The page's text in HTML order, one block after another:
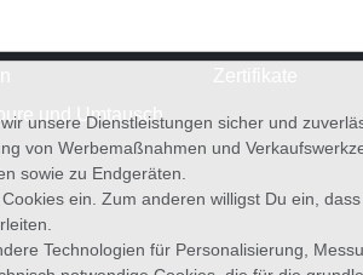
und Umtausch
unsere Dienstleistungen sicher und
von Werbemaßnahmen und
sowie zu Endgeräten.
ein. Zum anderen willigst Du ein,
Technologien für Personalisierung,